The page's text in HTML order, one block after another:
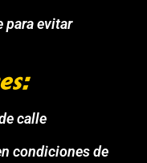
para evitar
calle
condiciones de